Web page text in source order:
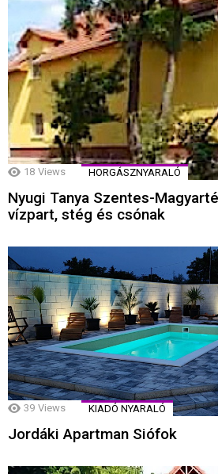
18 Views HORGÁSZNYARALÓ
Nyugi Tanya Szentes-
vízpart, stég és csónak
39 Views KIADÓ NYARALÓ
Jordáki Apartman Siófok